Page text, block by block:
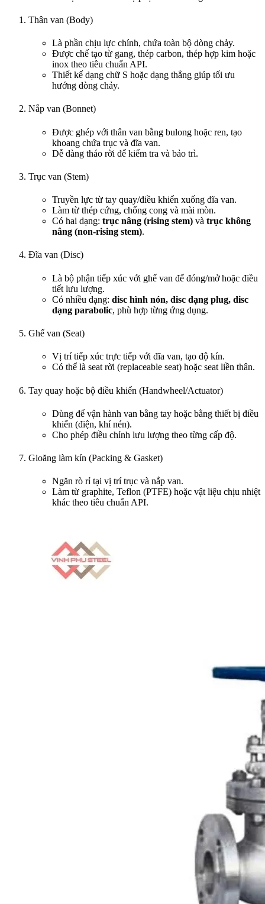
Thân van (Body)
Là phần chịu lực chính, chứa toàn bộ dòng chảy.
Được chế tạo từ gang, thép carbon, thép hợp kim hoặc
inox theo tiêu chuẩn API.
Thiết kế dạng chữ S hoặc dạng thẳng giúp tối ưu
hướng dòng chảy.
Nắp van (Bonnet)
Được ghép với thân van bằng bulong hoặc ren, tạo
khoang chứa trục và đĩa van.
Dễ dàng tháo rời để kiểm tra và bảo trì.
Trục van (Stem)
Truyền lực từ tay quay/điều khiển xuống đĩa van.
Làm từ thép cứng, chống cong và mài mòn.
Có hai dạng: trục nâng (rising stem) và trục không
nâng (non-rising stem).
Đĩa van (Disc)
Là bộ phận tiếp xúc với ghế van để đóng/mở hoặc điều
tiết lưu lượng.
Có nhiều dạng: disc hình nón, disc dạng plug, disc
dạng parabolic, phù hợp từng ứng dụng.
Ghế van (Seat)
Vị trí tiếp xúc trực tiếp với đĩa van, tạo độ kín.
Có thể là seat rời (replaceable seat) hoặc seat liền thân.
Tay quay hoặc bộ điều khiển (Handwheel/Actuator)
Dùng để vận hành van bằng tay hoặc bằng thiết bị điều
khiển (điện, khí nén).
Cho phép điều chỉnh lưu lượng theo từng cấp độ.
Gioăng làm kín (Packing & Gasket)
Ngăn rò rỉ tại vị trí trục và nắp van.
Làm từ graphite, Teflon (PTFE) hoặc vật liệu chịu nhiệt
khác theo tiêu chuẩn API.